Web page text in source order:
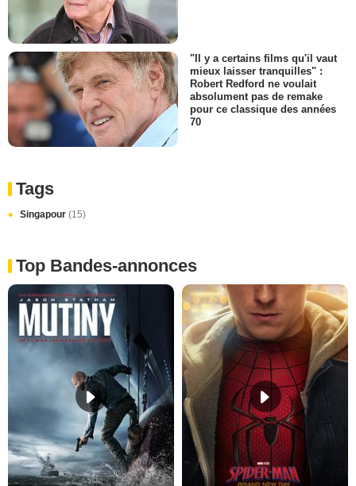
"Il y a certains films qu'il vaut
mieux laisser tranquilles" :
Robert Redford ne voulait
absolument pas de remake
pour ce classique des années
70
Tags
Singapour (15)
Top Bandes-annonces